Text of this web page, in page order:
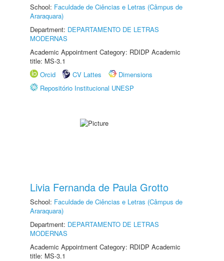
School: Faculdade de Ciências e Letras (Câmpus de
Araraquara)
Department: DEPARTAMENTO DE LETRAS
MODERNAS
Academic Appointment Category: RDIDP Academic
title: MS-3.1
Orcid
CV Lattes
Dimensions
Repositório Institucional UNESP
Livia Fernanda de Paula Grotto
School: Faculdade de Ciências e Letras (Câmpus de
Araraquara)
Department: DEPARTAMENTO DE LETRAS
MODERNAS
Academic Appointment Category: RDIDP Academic
title: MS-3.1